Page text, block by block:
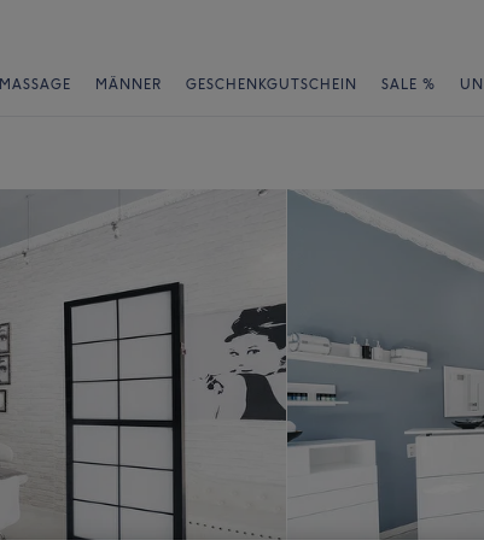
MASSAGE MÄNNER GESCHENKGUTSCHEIN SALE %